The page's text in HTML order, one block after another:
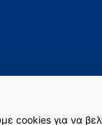
cookies για να